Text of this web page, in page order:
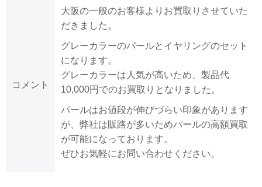
コメント
大阪の一般のお客様よりお買取りさせていた
だきました。
グレーカラーのパールとイヤリングのセット
になります。
グレーカラーは人気が高いため、製品代
10,000円でのお買取りとなりました。
パールはお値段が伸びづらい印象があります
が、弊社は販路が多いためパールの高額買取
が可能になっております。
ぜひお気軽にお問い合わせください。